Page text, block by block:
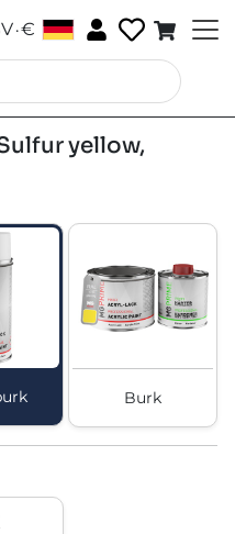
.€
Sulfur yellow,
Burk